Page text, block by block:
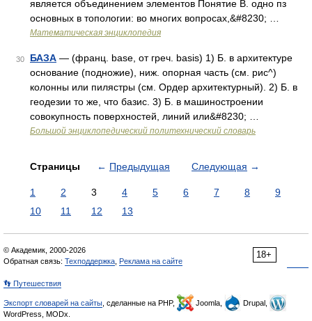
является объединением элементов Понятие В. одно пз
основных в топологии: во многих вопросах,&#8230; …
Математическая энциклопедия
30 БАЗА — (франц. base, от греч. basis) 1) Б. в архитектуре
основание (подножие), ниж. опорная часть (см. рис^)
колонны или пилястры (см. Ордер архитектурный). 2) Б. в
геодезии то же, что базис. 3) Б. в машиностроении
совокупность поверхностей, линий или&#8230; …
Большой энциклопедический политехнический словарь
Страницы ← Предыдущая Следующая →
1 2 3 4 5 6 7 8
9
10
11 12 13
18+
© Академик, 2000-2026
Обратная связь: Техподдержка Реклама на сайте
👣 Путешествия
Экспорт словарей на сайты , сделанные на PHP, Joomla,
Drupal,
WordPress, MODx.